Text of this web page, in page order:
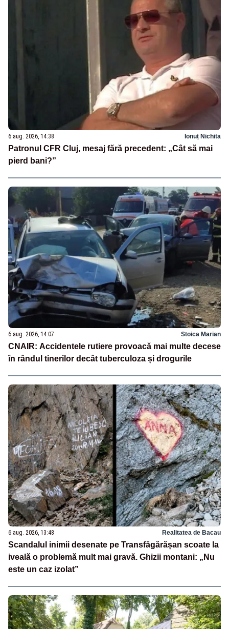
6 aug. 2026, 14:38 Ionuț Nichita
Patronul CFR Cluj, mesaj fără precedent: „Cât să mai
pierd bani?”
6 aug. 2026, 14:07 Stoica Marian
CNAIR: Accidentele rutiere provoacă mai multe decese
în rândul tinerilor decât tuberculoza și drogurile
6 aug. 2026, 13:48 Realitatea de Bacau
Scandalul inimii desenate pe Transfăgărășan scoate la
iveală o problemă mult mai gravă. Ghizii montani: „Nu
este un caz izolat”